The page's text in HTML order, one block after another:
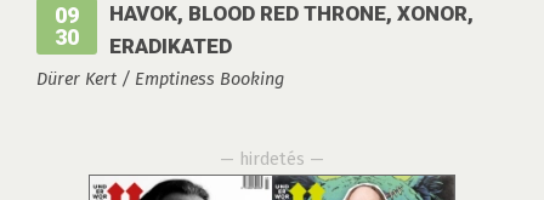
09
30
HAVOK, BLOOD RED THRONE, XONOR,
ERADIKATED
Dürer Kert / Emptiness Booking
— hirdetés —